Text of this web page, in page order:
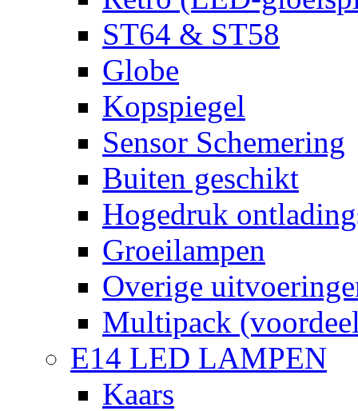
ST64 & ST58
Globe
Kopspiegel
Sensor Schemering
Buiten geschikt
Hogedruk
Groeilampen
Overige
Multipack
E14 LED LAMPEN
Kaars